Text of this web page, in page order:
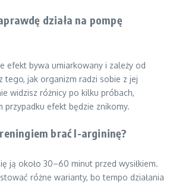
działa na pompę
efekt bywa umiarkowany i zależy od
tego, jak organizm radzi sobie z jej
widzisz różnicy po kilku próbach,
przypadku efekt będzie znikomy.
brać l-argininę?
ją około 30–60 minut przed wysiłkiem.
różne warianty, bo tempo działania